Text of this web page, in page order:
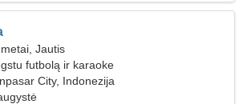
Jautis
futbolą ir karaoke
City, Indonezija